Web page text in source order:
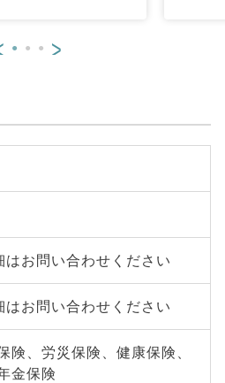
>
はお問い合わせください
はお問い合わせください
険、労災保険、健康保険、
金保険